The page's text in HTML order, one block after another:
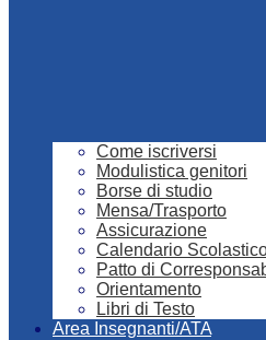
Come iscriversi
Modulistica genitori
Borse di studio
Mensa/Trasporto
Assicurazione
Calendario
Patto di
Orientamento
Libri di Testo
Area Insegnanti/ATA